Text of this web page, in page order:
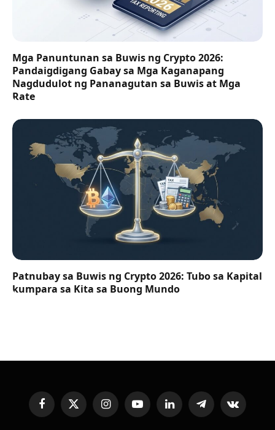
Mga Panuntunan sa Buwis ng Crypto 2026:
Pandaigdigang Gabay sa Mga Kaganapang
Nagdudulot ng Pananagutan sa Buwis at Mga
Rate
Patnubay sa Buwis ng Crypto 2026: Tubo sa Kapital
kumpara sa Kita sa Buong Mundo
FacebookX
(Twitter)
InstagramYouTubeLinkedInTelegramVKontakte